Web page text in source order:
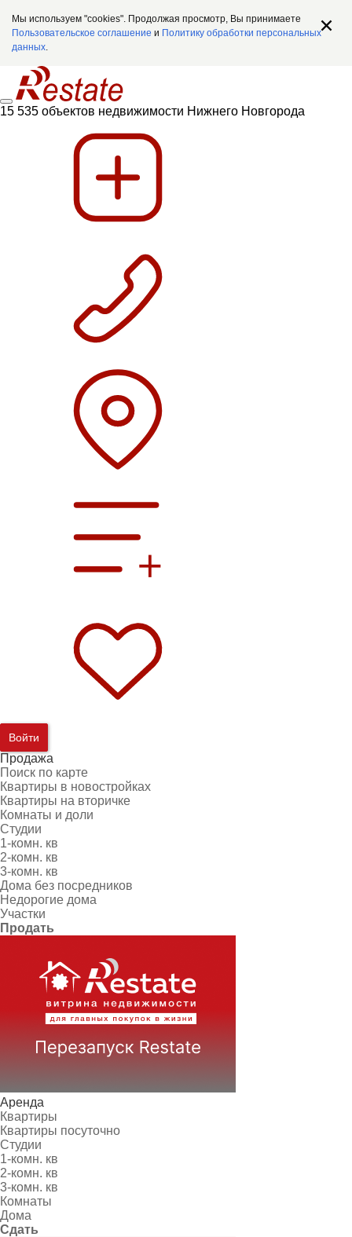
Мы используем "cookies". Продолжая просмотр, Вы принимаете
Пользовательское соглашение и Политику обработки персональных
данных.
15 535 объектов недвижимости Нижнего Новгорода
Войти
Продажа
Поиск по карте
Квартиры в новостройках
Квартиры на вторичке
Комнаты и доли
Студии
1-комн. кв
2-комн. кв
3-комн. кв
Дома без посредников
Недорогие дома
Участки
Продать
Аренда
Квартиры
Квартиры посуточно
Студии
1-комн. кв
2-комн. кв
3-комн. кв
Комнаты
Дома
Сдать